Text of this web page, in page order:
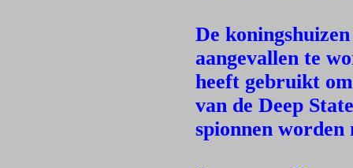
De
aangevallen te
heeft gebruikt
van de Deep
spionnen worden